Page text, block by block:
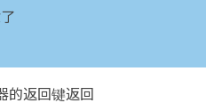
的返回键返回